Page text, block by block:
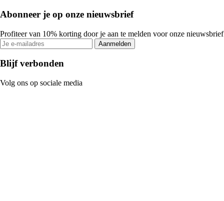
Abonneer je op onze nieuwsbrief
Profiteer van 10% korting door je aan te melden voor onze nieuwsbrief
Aanmelden
Blijf verbonden
Volg ons op sociale media